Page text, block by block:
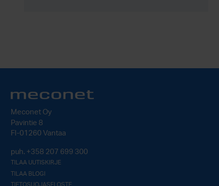
Meconet Oy
Pavintie 8
FI-01260 Vantaa
puh. +358 207 699 300
TILAA UUTISKIRJE
TILAA BLOGI
TIETOSUOJASELOSTE